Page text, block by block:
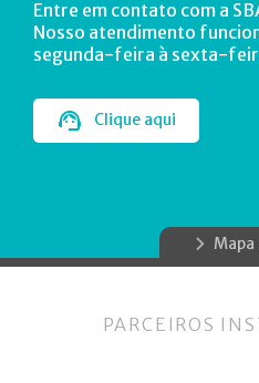
Entre em contato com a
Nosso atendimento
segunda-feira à sexta-
Clique aqui
PARCEIROS